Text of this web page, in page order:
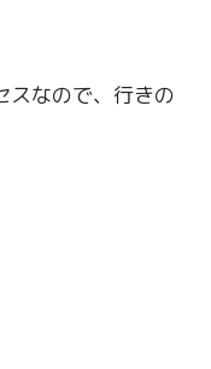
スなので、行きの